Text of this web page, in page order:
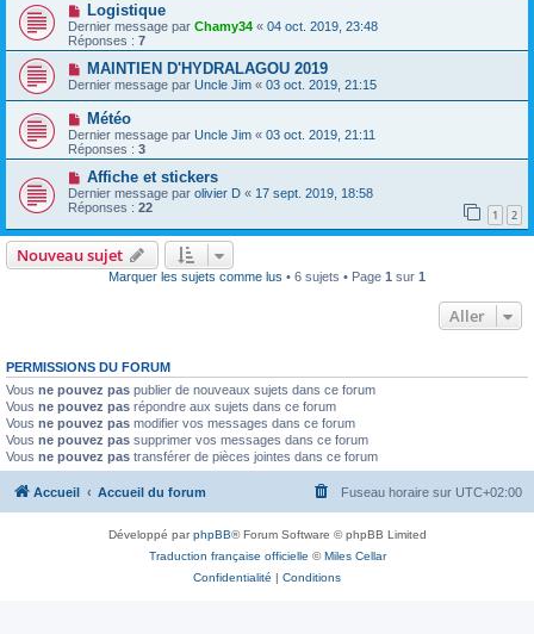
Logistique
Dernier message par Chamy34 « 04 oct. 2019, 23:48
Réponses : 7
MAINTIEN D'HYDRALAGOU 2019
Dernier message par Uncle Jim « 03 oct. 2019, 21:15
Météo
Dernier message par Uncle Jim « 03 oct. 2019, 21:11
Réponses : 3
Affiche et stickers
Dernier message par olivier D « 17 sept. 2019, 18:58
Réponses : 22 1 2
Nouveau sujet
Marquer les sujets comme lus • 6 sujets • Page 1 sur 1
Aller
PERMISSIONS DU FORUM
Vous ne pouvez pas publier de nouveaux sujets dans ce forum
Vous ne pouvez pas répondre aux sujets dans ce forum
Vous ne pouvez pas modifier vos messages dans ce forum
Vous ne pouvez pas supprimer vos messages dans ce forum
Vous ne pouvez pas transférer de pièces jointes dans ce forum
Accueil Accueil du forum Fuseau horaire sur UTC+02:00
Développé parphpBB® Forum Software © phpBB Limited
Traduction française officielle ©Miles Cellar
Confidentialité | Conditions